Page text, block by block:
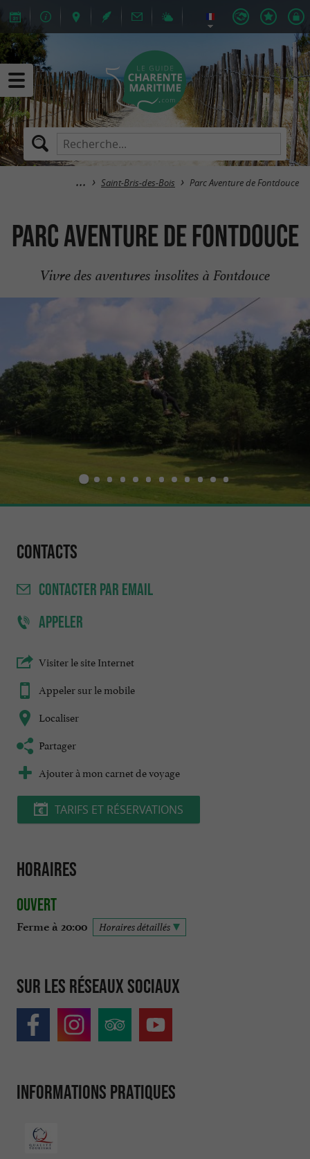
Saint-Bris-des-Bois Parc Aventure de Fontdouce
Parc Aventure de Fontdouce
Vivre des aventures insolites à Fontdouce
Contacts
CONTACTER PAR EMAIL
APPELER
Visiter le site Internet
Appeler sur le mobile
Localiser
Partager
Ajouter à mon carnet de voyage
TARIFS ET RÉSERVATIONS
Horaires
Ouvert
Ferme à 20:00 Horaires détaillés
Sur les réseaux sociaux
Informations pratiques